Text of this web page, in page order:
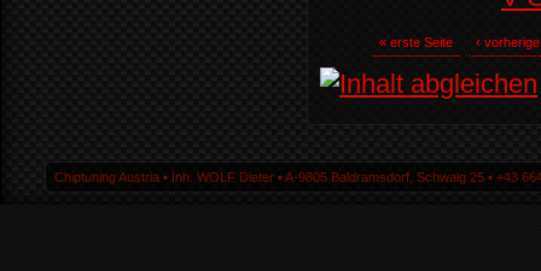
« erste Seite ‹
Chiptuning Austria ▪ Inh. WOLF Dieter ▪ A-9805 Baldramsdorf, Schwaig 25 ▪ +43